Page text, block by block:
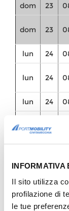
INFORMATIVA
Il sito utilizza
profilazione di
le tue
dom 23
dom 23
lun 24
lun 24
lun 24
mar 25
mar 25